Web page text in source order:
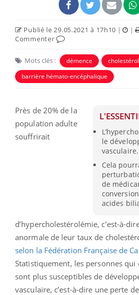
Publié le 29.05.2021 à 17h10 | |
Commenter
Mots clés : démence
cholestérol
barrière hémato-encéphalique
le
vasculaire.
Cela
de
acides
Près de 20% de la
population adulte
souffrirait
d’hypercholestérolémie, c’est-à-
anormale de leur taux de
selon la Fédération Française de
Statistiquement, les personnes qui
sont plus susceptibles de
vasculaire, c’est-à-dire une perte